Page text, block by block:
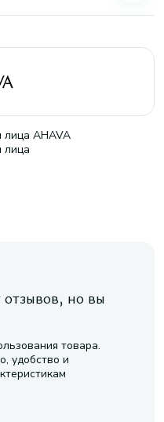
лица AHAVA
лица
но вы
товара.
удобство и